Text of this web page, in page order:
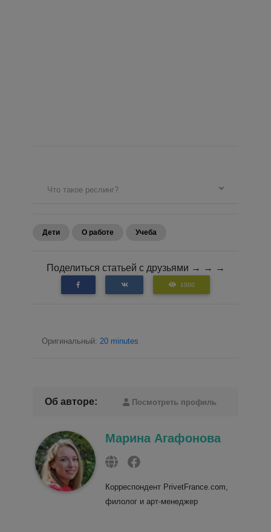
Что такое реслинг?
Дети О работе Учеба
Поделиться статьей с друзьями → → →
1000
Оригинальный: 20 minutes
Об авторе: Посмотреть профиль
Марина Агафонова
Корреспондент PrivetFrance.com,
филолог и арт-менеджер